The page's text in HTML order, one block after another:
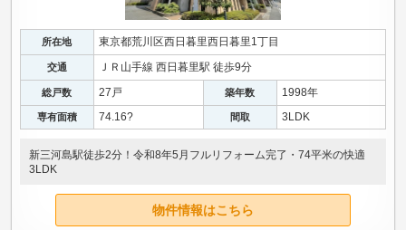
所在地 東京都荒川区西日暮里西日暮里1丁目
交通 ＪＲ山手線 西日暮里駅 徒歩9分
総戸数 27戸 築年数 1998年
専有面積 74.16? 間取 3LDK
新三河島駅徒歩2分！令和8年5月フルリフォーム完了・74平米の快適
3LDK
物件情報はこちら